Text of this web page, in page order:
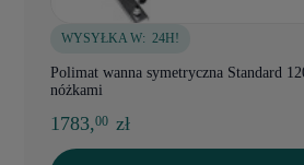
WYSYŁKA W: 24H!
Polimat wanna symetryczna Standard
nóżkami
1783,00 zł